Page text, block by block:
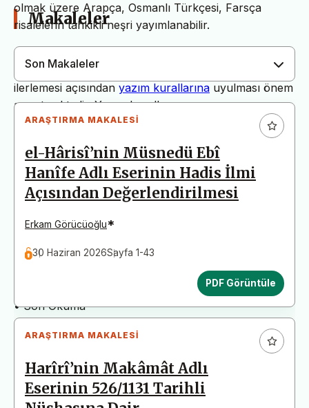
olmak üzere Arapça, Osmanlı Türkçesi, Farsça
risalelerin tahkikli neşri yayımlanabilir.
Dergimiz yayın süreçlerinin daha hızlı ve sağlıklı
ilerlemesi açısından yazım kurallarına uyulması önem
arz etmektedir. Yazım kurallarına uymayan
başvurular değerlendirme aşamasına alınmadan iade
edilecektir. Bu nedenle çalışmalarınızı yüklemeden
önce çalışmanızın yazım kurallarına uygun olarak
düzenlendiğinden emin olunuz.
Yayın İnceleme Süreci (Yaklaşık 130 Gün)
• Editör İncelemesi
• Şekilsel ve Etik Ön İnceleme
• Son Okuma
Makaleler
Son Makaleler
ARAŞTIRMA MAKALESI
el-Hârisî’nin Müsnedü Ebî
Hanîfe Adlı Eserinin Hadis İlmi
Açısından Değerlendirilmesi
Erkam Görücüoğlu*
30 Haziran 2026Sayfa 1-43
PDF Görüntüle
ARAŞTIRMA MAKALESI
Harîrî’nin Makâmât Adlı
Eserinin 526/1131 Tarihli